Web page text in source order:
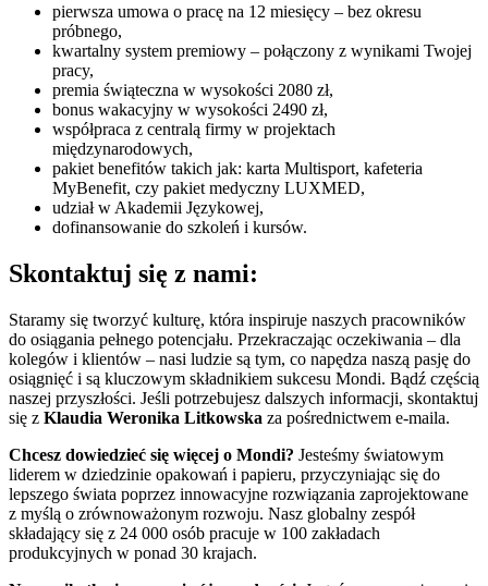
pierwsza umowa o pracę na 12 miesięcy – bez okresu
próbnego,
kwartalny system premiowy – połączony z wynikami Twojej
pracy,
premia świąteczna w wysokości 2080 zł,
bonus wakacyjny w wysokości 2490 zł,
współpraca z centralą firmy w projektach
międzynarodowych,
pakiet benefitów takich jak: karta Multisport, kafeteria
MyBenefit, czy pakiet medyczny LUXMED,
udział w Akademii Językowej,
dofinansowanie do szkoleń i kursów.
Skontaktuj się z nami:
Staramy się tworzyć kulturę, która inspiruje naszych pracowników
do osiągania pełnego potencjału. Przekraczając oczekiwania – dla
kolegów i klientów – nasi ludzie są tym, co napędza naszą pasję do
osiągnięć i są kluczowym składnikiem sukcesu Mondi. Bądź częścią
naszej przyszłości. Jeśli potrzebujesz dalszych informacji, skontaktuj
się z Klaudia Weronika Litkowska za pośrednictwem e-maila.
Chcesz dowiedzieć się więcej o Mondi? Jesteśmy światowym
liderem w dziedzinie opakowań i papieru, przyczyniając się do
lepszego świata poprzez innowacyjne rozwiązania zaprojektowane
z myślą o zrównoważonym rozwoju. Nasz globalny zespół
składający się z 24 000 osób pracuje w 100 zakładach
produkcyjnych w ponad 30 krajach.